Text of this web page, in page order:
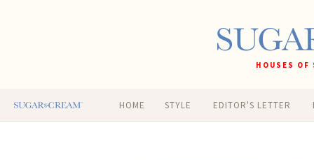
HOUSES
HOME STYLE EDITOR'S LETTER